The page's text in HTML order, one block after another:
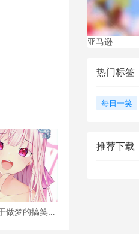
做梦的搞笑话
亚马逊
热门标签
每日一笑
推荐下载